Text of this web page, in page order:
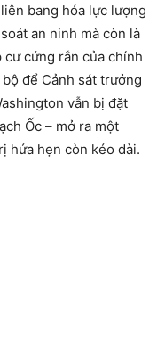
bang hóa lực lượng
an ninh mà còn là
cứng rắn của chính
để Cảnh sát trưởng
vẫn bị đặt
Ốc – mở ra một
hứa hẹn còn kéo dài.